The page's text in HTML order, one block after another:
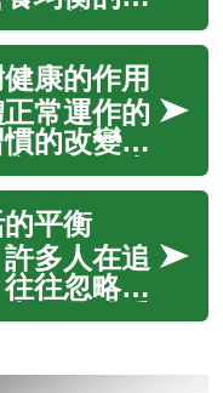
間,涵蓋從
的能量，
透過了解
掌握正確
傳統與現
以輕鬆打
餐點。本
康的作用
常運作的
的改變對
。現代生
飲食模式
導致代謝
疾病增
，可以有
血糖控制
平衡
多人在追
往忽略了
正的體重
變化，更
活方式。